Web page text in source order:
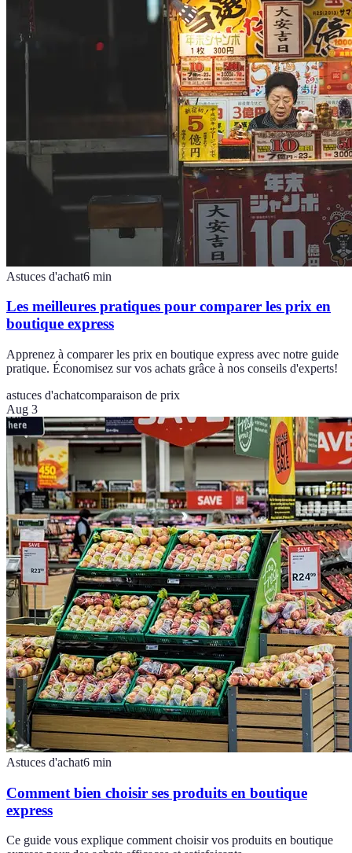
Astuces d'achat6 min
Les meilleures pratiques pour comparer les prix en
boutique express
Apprenez à comparer les prix en boutique express avec notre guide
pratique. Économisez sur vos achats grâce à nos conseils d'experts!
astuces d'achatcomparaison de prix
Aug 3
Astuces d'achat6 min
Comment bien choisir ses produits en boutique
express
Ce guide vous explique comment choisir vos produits en boutique